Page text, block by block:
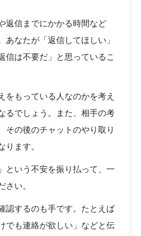
返信までにかかる時間など
なたが「返信してほしい」
信は不要だ」と思っているこ
をもっている人なのかを考え
るでしょう。また、相手の考
その後のチャットのやり取り
ます。
という不安を振り払って、一
さい。
認するのも手です。たとえば
でも連絡が欲しい」などと伝